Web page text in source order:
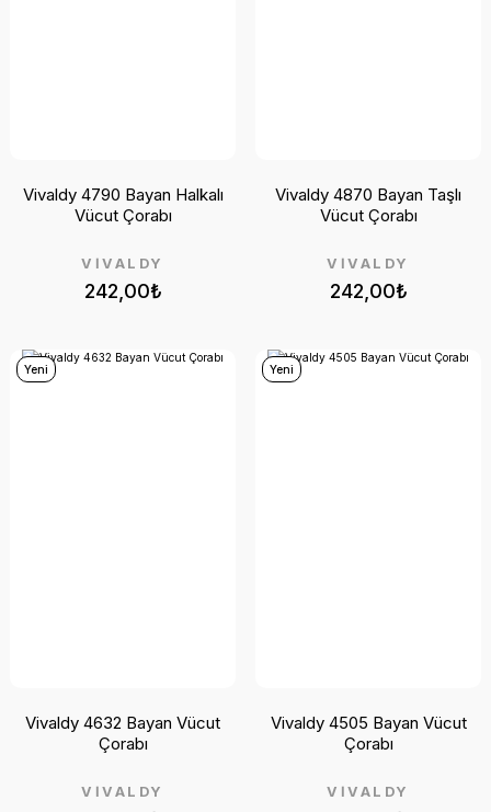
242,00₺
VİVALDY
Vivaldy 4790 Bayan Halkalı
Vücut Çorabı
242,00₺
VİVALDY
Vivaldy 4870 Bayan Taşlı
Vücut Çorabı
Yeni
VİVALDY
Vivaldy 4632 Bayan Vücut
Çorabı
Yeni
VİVALDY
Vivaldy 4505 Bayan Vücut
Çorabı